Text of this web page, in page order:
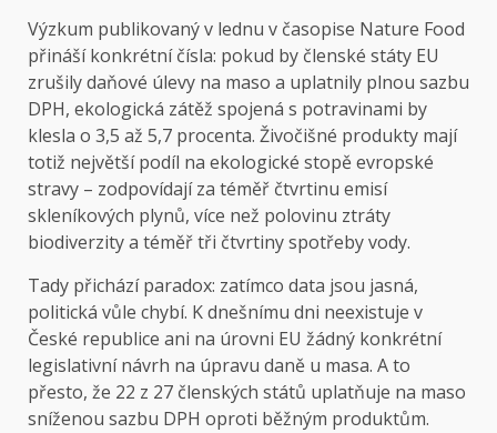
Výzkum publikovaný v lednu v časopise Nature Food
přináší konkrétní čísla: pokud by členské státy EU
zrušily daňové úlevy na maso a uplatnily plnou sazbu
DPH, ekologická zátěž spojená s potravinami by
klesla o 3,5 až 5,7 procenta. Živočišné produkty mají
totiž největší podíl na ekologické stopě evropské
stravy – zodpovídají za téměř čtvrtinu emisí
skleníkových plynů, více než polovinu ztráty
biodiverzity a téměř tři čtvrtiny spotřeby vody.
Tady přichází paradox: zatímco data jsou jasná,
politická vůle chybí. K dnešnímu dni neexistuje v
České republice ani na úrovni EU žádný konkrétní
legislativní návrh na úpravu daně u masa. A to
přesto, že 22 z 27 členských států uplatňuje na maso
sníženou sazbu DPH oproti běžným produktům.